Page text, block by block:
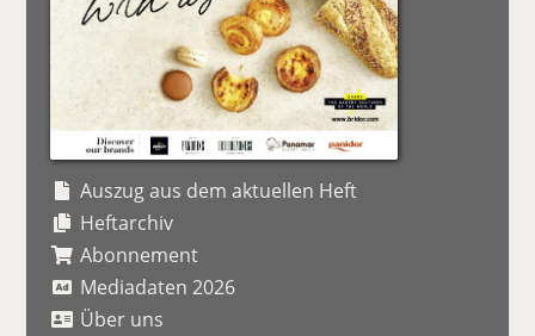
Auszug aus dem aktuellen Heft
Heftarchiv
Abonnement
Mediadaten 2026
Über uns